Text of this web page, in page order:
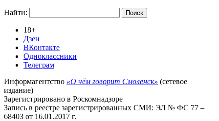
Найти:
18+
Дзен
ВКонтакте
Одноклассники
Телеграм
Информагентство «О чём говорит Смоленск» (сетевое
издание)
Зарегистрировано в Роскомнадзоре
Запись в реестре зарегистрированных СМИ: ЭЛ № ФС 77 –
68403 от 16.01.2017 г.